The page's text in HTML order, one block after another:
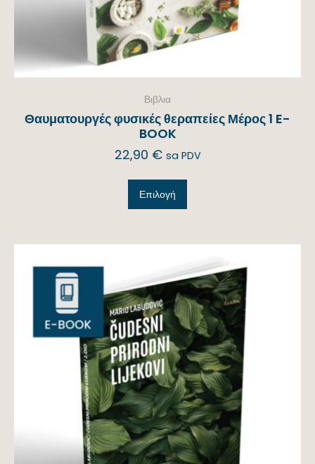
Βιβλια
Θαυματουργές φυσικές θεραπείες Μέρος 1 E-
BOOK
22,90 € sa PDV
Επιλογή